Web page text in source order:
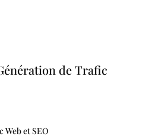
de Trafic
Web et SEO